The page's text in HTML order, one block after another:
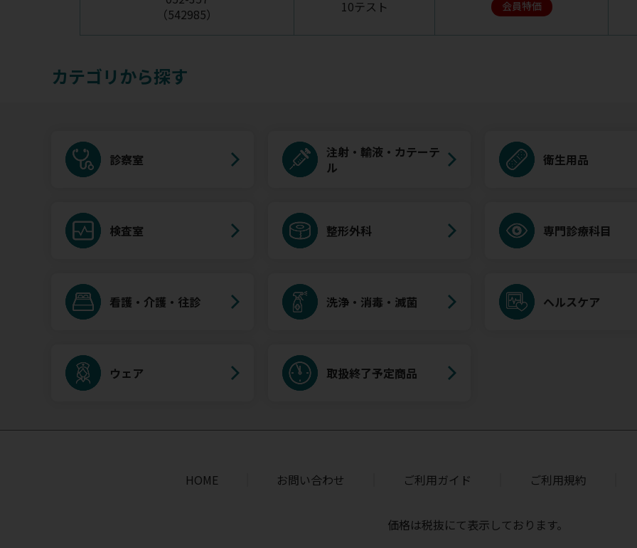
（542985）
10テスト 会員特価
カテゴリから探す
診察室
注射・輸液・カテーテ
ル
衛生用品
検査室 整形外科 専門診療科目
看護・介護・往診 洗浄・消毒・滅菌 ヘルスケア
ウェア 取扱終了予定商品
HOME お問い合わせ ご利用ガイド ご利用規約
価格は税抜にて表示しております。